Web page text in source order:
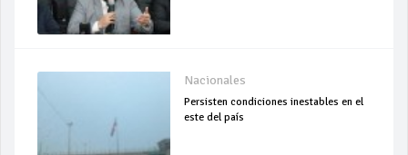
Nacionales
Persisten condiciones inestables en el
este del país